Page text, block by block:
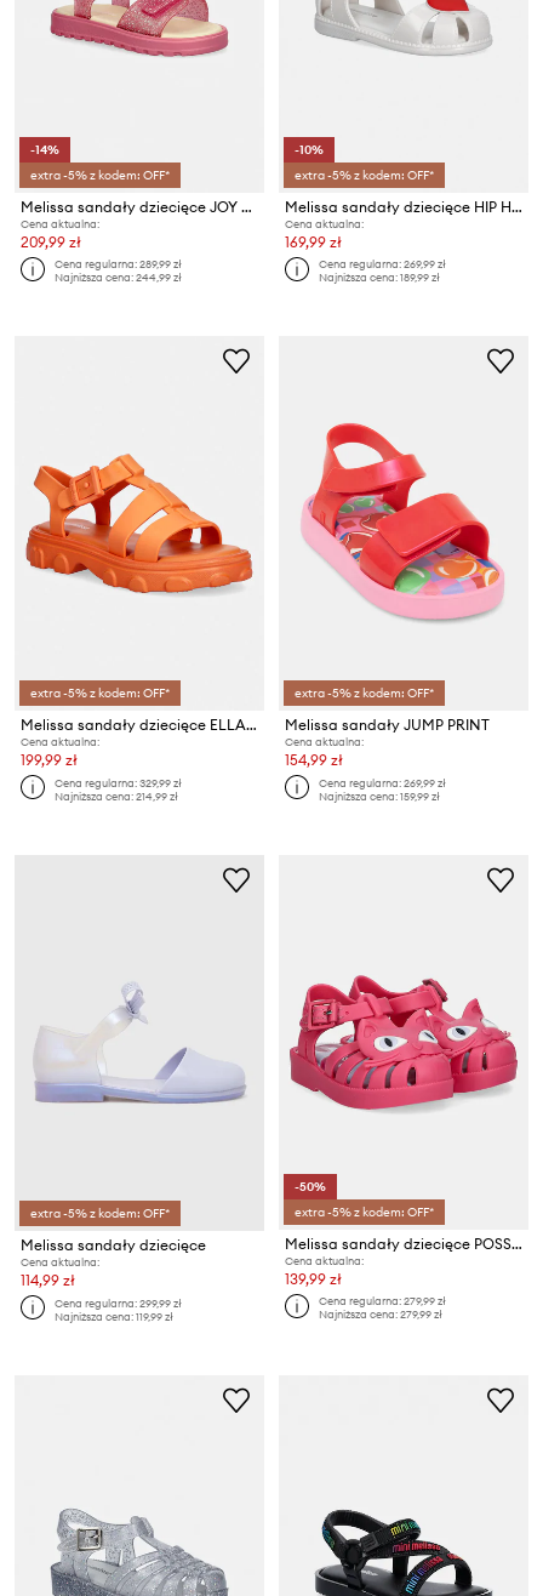
-14%
extra -5% z kodem: OFF*
Melissa sandały dziecięce JOY BB
Cena aktualna:
209,99 zł
Cena regularna:289,99 zł
Najniższa cena:244,99 zł
-10%
extra -5% z kodem: OFF*
Melissa sandały dziecięce HIP HEART BALLERINA BB
Cena aktualna:
169,99 zł
Cena regularna:269,99 zł
Najniższa cena:189,99 zł
extra -5% z kodem: OFF*
Melissa sandały dziecięce ELLA SANDAL BB
Cena aktualna:
199,99 zł
Cena regularna:329,99 zł
Najniższa cena:214,99 zł
extra -5% z kodem: OFF*
Melissa sandały JUMP PRINT
Cena aktualna:
154,99 zł
Cena regularna:269,99 zł
Najniższa cena:159,99 zł
extra -5% z kodem: OFF*
Melissa sandały dziecięce
Cena aktualna:
114,99 zł
Cena regularna:299,99 zł
Najniższa cena:119,99 zł
-50%
extra -5% z kodem: OFF*
Melissa sandały dziecięce POSSESSION CAT
Cena aktualna:
139,99 zł
Cena regularna:279,99 zł
Najniższa cena:279,99 zł